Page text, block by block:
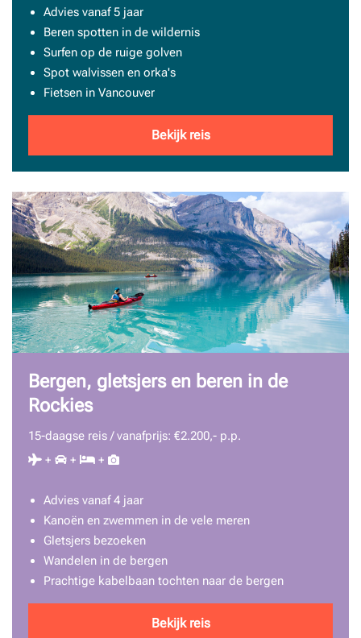
Advies vanaf 5 jaar
Beren spotten in de wildernis
Surfen op de ruige golven
Spot walvissen en orka's
Fietsen in Vancouver
Bekijk reis
Bergen, gletsjers en beren in de
Rockies
15-daagse reis / vanafprijs: €2.200,- p.p.
+
+ +
Advies vanaf 4 jaar
Kanoën en zwemmen in de vele meren
Gletsjers bezoeken
Wandelen in de bergen
Prachtige kabelbaan tochten naar de bergen
Bekijk reis